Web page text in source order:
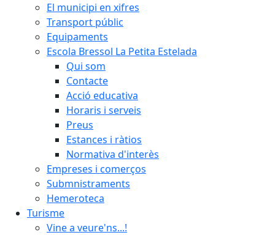
El municipi en xifres
Transport públic
Equipaments
Escola Bressol La Petita Estelada
Qui som
Contacte
Acció educativa
Horaris i serveis
Preus
Estances i ràtios
Normativa d'interès
Empreses i comerços
Submnistraments
Hemeroteca
Turisme
Vine a veure'ns...!